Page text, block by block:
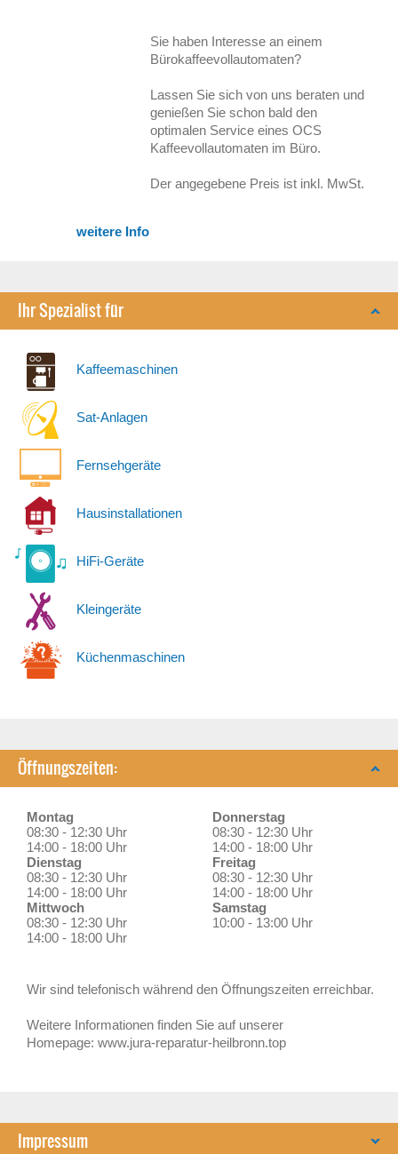
Sie haben Interesse an einem
Bürokaffeevollautomaten?
Lassen Sie sich von uns beraten und
genießen Sie schon bald den
optimalen Service eines OCS
Kaffeevollautomaten im Büro.
Der angegebene Preis ist inkl. MwSt.
weitere Info
Ihr Spezialist für
Kaffeemaschinen
Sat-Anlagen
Fernsehgeräte
Hausinstallationen
HiFi-Geräte
Kleingeräte
Küchenmaschinen
Öffnungszeiten:
Montag
08:30 - 12:30 Uhr
14:00 - 18:00 Uhr
Dienstag
08:30 - 12:30 Uhr
14:00 - 18:00 Uhr
Mittwoch
08:30 - 12:30 Uhr
14:00 - 18:00 Uhr
Donnerstag
08:30 - 12:30 Uhr
14:00 - 18:00 Uhr
Freitag
08:30 - 12:30 Uhr
14:00 - 18:00 Uhr
Samstag
10:00 - 13:00 Uhr
Wir sind telefonisch während den Öffnungszeiten erreichbar.
Weitere Informationen finden Sie auf unserer
Homepage: www.jura-reparatur-heilbronn.top
Impressum